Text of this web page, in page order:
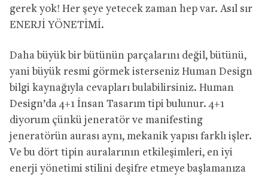
gerek yok! Her şeye yetecek zaman hep var. Asıl sır
ENERJİ YÖNETİMİ.
Daha büyük bir bütünün parçalarını değil, bütünü,
yani büyük resmi görmek isterseniz Human Design
bilgi kaynağıyla cevapları bulabilirsiniz. Human
Design’da 4+1 İnsan Tasarım tipi bulunur. 4+1
diyorum çünkü jeneratör ve manifesting
jeneratörün aurası aynı, mekanik yapısı farklı işler.
Ve bu dört tipin auralarının etkileşimleri, en iyi
enerji yönetimi stilini deşifre etmeye başlamanıza